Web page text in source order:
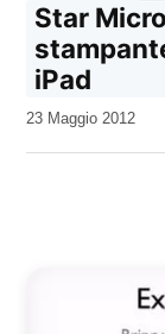
Star
iPad
da
23 Maggio 2012